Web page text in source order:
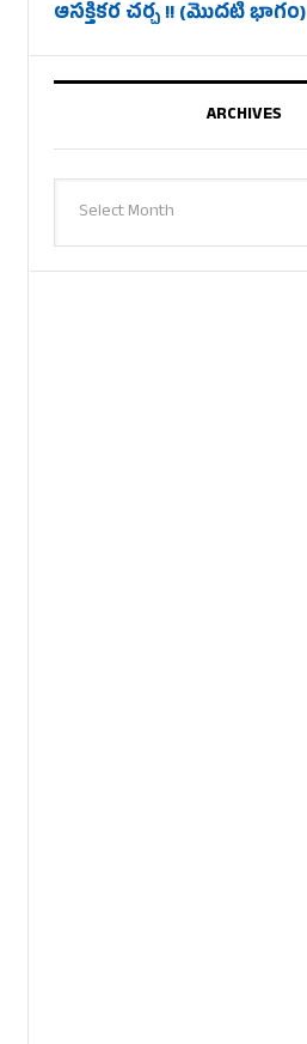
ఆసక్తికర చర్చ !! (మొదటి భాగం)
ARCHIVES